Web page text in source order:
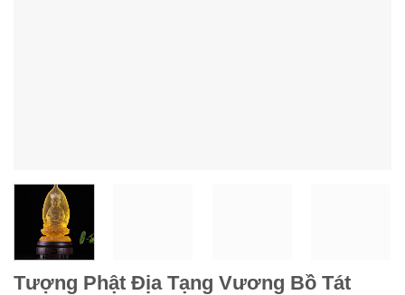
Tượng Phật Địa Tạng Vương Bồ Tát